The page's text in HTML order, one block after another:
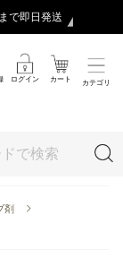
で即日発送
ログイン カート カテゴリ
剤